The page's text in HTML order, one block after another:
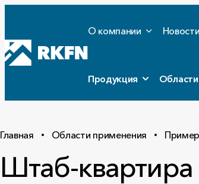
О компании Новости
Продукция
Главная Области применения
Штаб-квартира